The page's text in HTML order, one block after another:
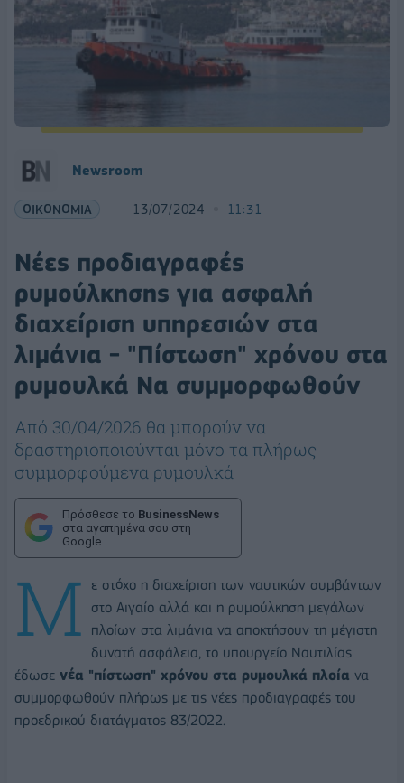
Newsroom
ΟΙΚΟΝΟΜΙΑ 13/07/2024 11:31
Νέες προδιαγραφές
ρυμούλκησης για ασφαλή
διαχείριση υπηρεσιών στα
λιμάνια - "Πίστωση" χρόνου στα
ρυμουλκά Να συμμορφωθούν
Από 30/04/2026 θα μπορούν να
δραστηριοποιούνται μόνο τα πλήρως
συμμορφούμενα ρυμουλκά
Πρόσθεσε το BusinessNews
στα αγαπημένα σου στη
Google
Μ
ε στόχο η διαχείριση των ναυτικών συμβάντων
στο Αιγαίο αλλά και η ρυμούλκηση μεγάλων
πλοίων στα λιμάνια να αποκτήσουν τη μέγιστη
δυνατή ασφάλεια, το υπουργείο Ναυτιλίας
έδωσε νέα "πίστωση" χρόνου στα ρυμουλκά πλοία να
συμμορφωθούν πλήρως με τις νέες προδιαγραφές του
προεδρικού διατάγματος 83/2022.